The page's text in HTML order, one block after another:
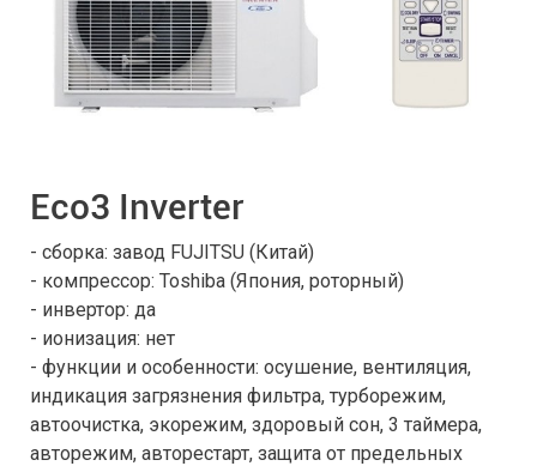
Eco3 Inverter
- сборка: завод FUJITSU (Китай)
- компрессор: Toshiba (Япония, роторный)
- инвертор: да
- ионизация: нет
- функции и особенности: осушение, вентиляция,
индикация загрязнения фильтра, турборежим,
автоочистка, экорежим, здоровый сон, 3 таймера,
авторежим, авторестарт, защита от предельных